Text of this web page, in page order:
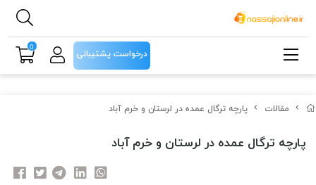
مقالات پارچه ترگال عمده در لرستان و خرم آباد
پارچه ترگال عمده در لرستان و خرم آباد
درخواست پشتیبانی
0